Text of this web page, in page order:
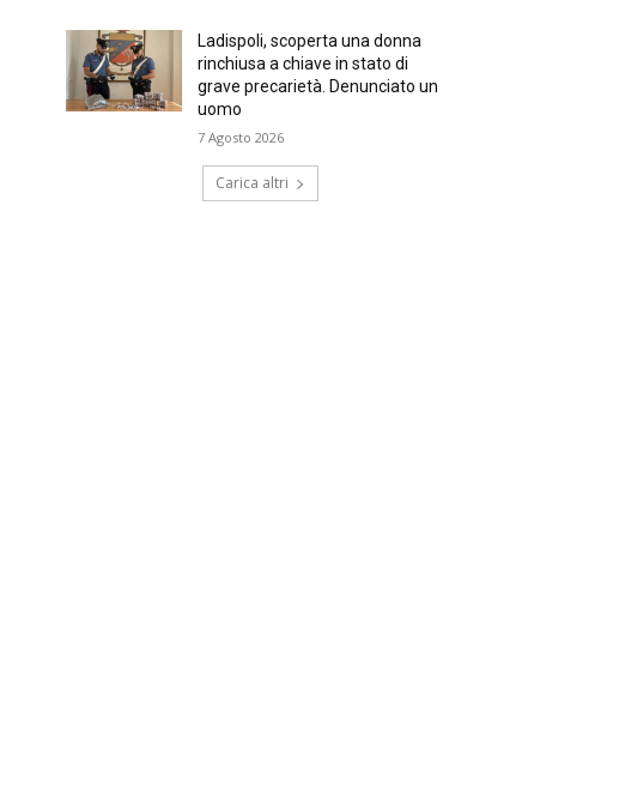
Ladispoli, scoperta una donna
rinchiusa a chiave in stato di
grave precarietà. Denunciato un
uomo
7 Agosto 2026
Carica altri